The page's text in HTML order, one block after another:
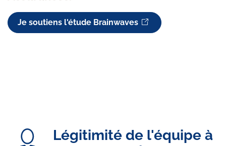
Je soutiens l'étude Brainwaves
Légitimité de l'équipe à